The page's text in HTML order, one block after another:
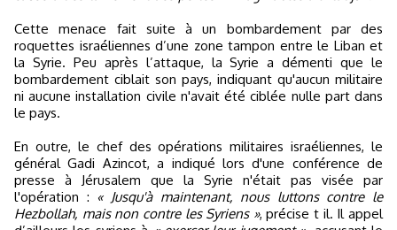
Cette menace fait suite à un bombardement par des
roquettes israéliennes d’une zone tampon entre le Liban et
la Syrie. Peu après l’attaque, la Syrie a démenti que le
bombardement ciblait son pays, indiquant qu'aucun militaire
ni aucune installation civile n'avait été ciblée nulle part dans
le pays.
En outre, le chef des opérations militaires israéliennes, le
général Gadi Azincot, a indiqué lors d'une conférence de
presse à Jérusalem que la Syrie n'était pas visée par
l'opération : « Jusqu'à maintenant, nous luttons contre le
Hezbollah, mais non contre les Syriens », précise t il. Il appel